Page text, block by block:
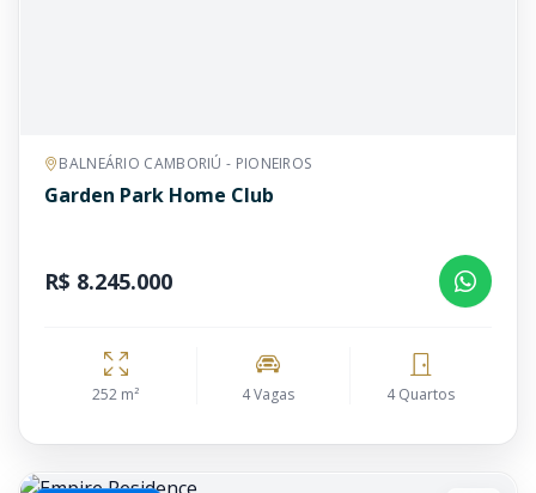
BALNEÁRIO CAMBORIÚ - PIONEIROS
Garden Park Home Club
R$ 8.245.000
252 m² 4 Vagas 4 Quartos